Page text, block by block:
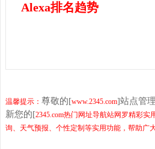
Alexa排名趋势
温馨提示： 尊敬的[www.2345.com]站点管
新您的[2345.com热门网址导航站网罗精彩
询、天气预报、个性定制等实用功能，帮助广